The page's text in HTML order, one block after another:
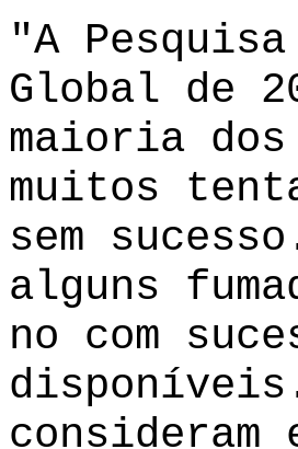
"A
Global de
maioria
muitos
sem
alguns
no com